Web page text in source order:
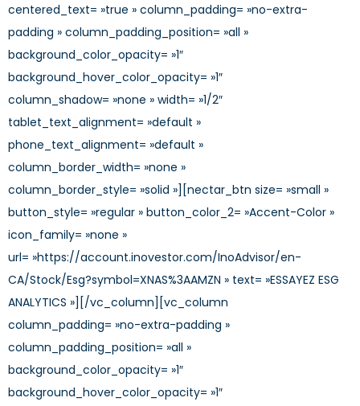
centered_text= »true » column_padding= »no-extra-
padding » column_padding_position= »all »
background_color_opacity= »1″
background_hover_color_opacity= »1″
column_shadow= »none » width= »1/2″
tablet_text_alignment= »default »
phone_text_alignment= »default »
column_border_width= »none »
column_border_style= »solid »][nectar_btn size= »small »
button_style= »regular » button_color_2= »Accent-Color »
icon_family= »none »
url= »https://account.inovestor.com/InoAdvisor/en-
CA/Stock/Esg?symbol=XNAS%3AAMZN » text= »ESSAYEZ ESG
ANALYTICS »][/vc_column][vc_column
column_padding= »no-extra-padding »
column_padding_position= »all »
background_color_opacity= »1″
background_hover_color_opacity= »1″